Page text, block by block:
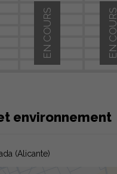
EN COURS
EN COURS
environnement
(Alicante)